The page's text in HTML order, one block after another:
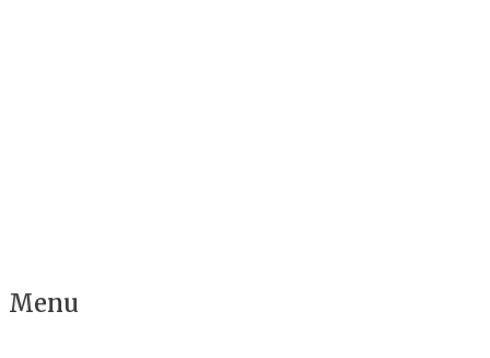
Menu